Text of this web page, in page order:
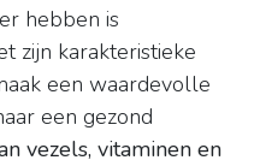
hebben is
zijn karakteristieke
een waardevolle
een gezond
vezels, vitaminen en